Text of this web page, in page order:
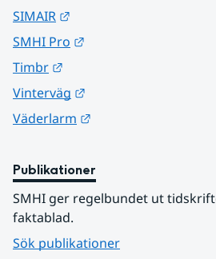
SIMAIR
SMHI Pro
Timbr
Vinterväg
Väderlarm
Publikationer
SMHI ger regelbundet ut
faktablad.
Sök publikationer